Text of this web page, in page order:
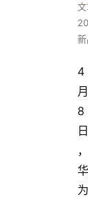
4
月
8
日
，
华
为